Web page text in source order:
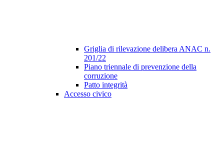
Griglia di rilevazione delibera ANAC n.
201/22
Piano triennale di prevenzione della
corruzione
Patto integrità
Accesso civico